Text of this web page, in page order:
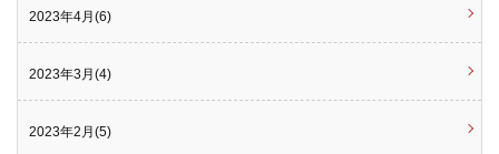
2023年4月(6)
2023年3月(4)
2023年2月(5)